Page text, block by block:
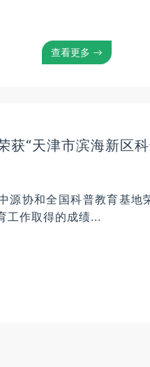
查看更多
获“天津市滨海新区
源协和全国科普教育基地
工作取得的成绩...